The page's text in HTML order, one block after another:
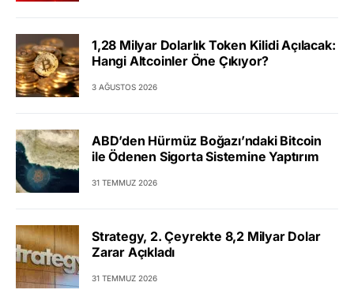
1,28 Milyar Dolarlık Token Kilidi Açılacak:
Hangi Altcoinler Öne Çıkıyor?
3 AĞUSTOS 2026
ABD’den Hürmüz Boğazı’ndaki Bitcoin
ile Ödenen Sigorta Sistemine Yaptırım
31 TEMMUZ 2026
Strategy, 2. Çeyrekte 8,2 Milyar Dolar
Zarar Açıkladı
31 TEMMUZ 2026